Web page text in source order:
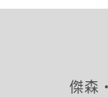
傑森